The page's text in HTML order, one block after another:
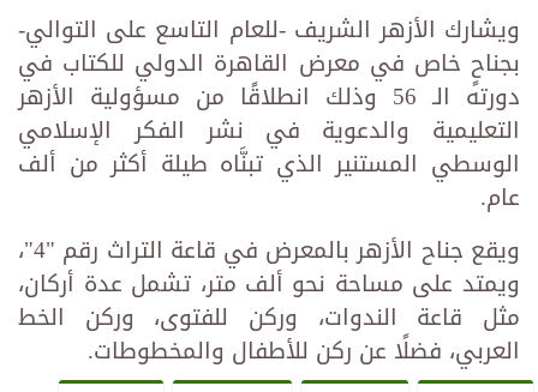
ويشارك الأزهر الشريف -للعام التاسع على التوالي-
بجناحٍ خاص في معرض القاهرة الدولي للكتاب في
دورته الـ 56 وذلك انطلاقًا من مسؤولية الأزهر
التعليمية والدعوية في نشر الفكر الإسلامي
الوسطي المستنير الذي تبنَّاه طيلة أكثر من ألف
عام.
ويقع جناح الأزهر بالمعرض في قاعة التراث رقم "4"،
ويمتد على مساحة نحو ألف متر، تشمل عدة أركان،
مثل قاعة الندوات، وركن للفتوى، وركن الخط
العربي، فضلًا عن ركن للأطفال والمخطوطات.